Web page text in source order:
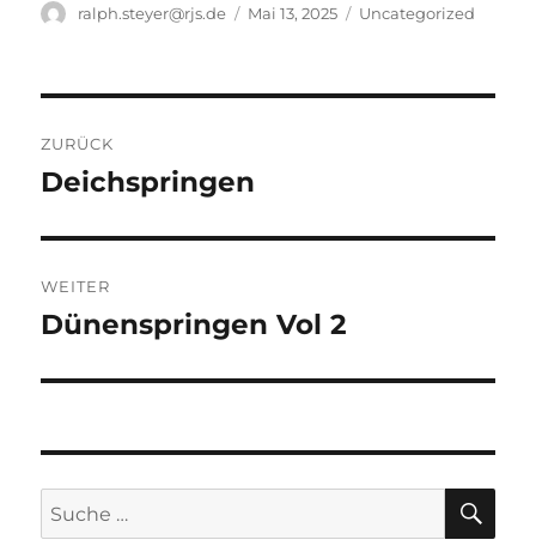
Autor
ralph.steyer@rjs.de
Veröffentlicht
Mai 13, 2025 Kategorien
Uncategorized
ZURÜCK
Vorheriger
Deichspringen
WEITER
Nächster
Dünenspringen Vol 2
Suche
nach: